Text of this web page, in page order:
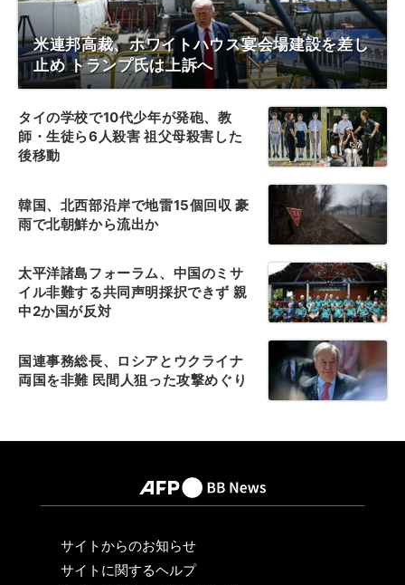
米連邦高裁、ホワイトハウス宴会場建設を差し
止め トランプ氏は上訴へ
タイの学校で10代少年が発砲、教
師・生徒ら6人殺害 祖父母殺害した
後移動
韓国、北西部沿岸で地雷15個回収 豪
雨で北朝鮮から流出か
太平洋諸島フォーラム、中国のミサ
イル非難する共同声明採択できず 親
中2か国が反対
国連事務総長、ロシアとウクライナ
両国を非難 民間人狙った攻撃めぐり
サイトからのお知らせ
サイトに関するヘルプ